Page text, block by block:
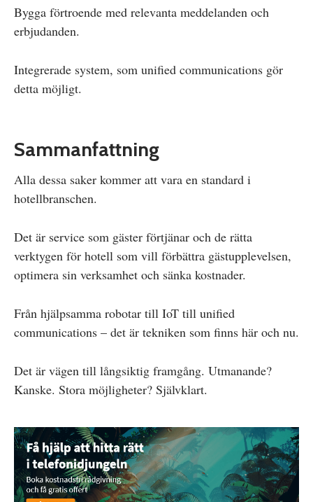
Bygga förtroende med relevanta meddelanden och
erbjudanden.
Integrerade system, som unified communications gör
detta möjligt.
Sammanfattning
Alla dessa saker kommer att vara en standard i
hotellbranschen.
Det är service som gäster förtjänar och de rätta
verktygen för hotell som vill förbättra gästupplevelsen,
optimera sin verksamhet och sänka kostnader.
Från hjälpsamma robotar till IoT till unified
communications – det är tekniken som finns här och nu.
Det är vägen till långsiktig framgång. Utmanande?
Kanske. Stora möjligheter? Självklart.